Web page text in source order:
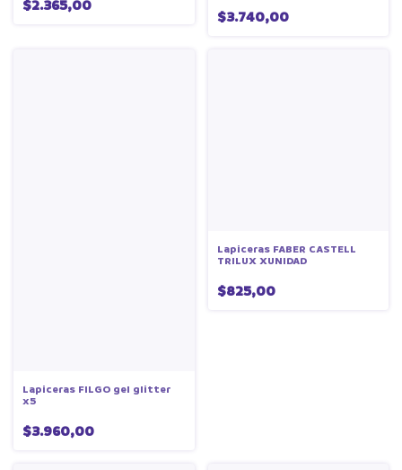
$2.365,00
$3.740,00
Lapiceras FILGO gel glitter
x5
$3.960,00
Lapiceras FABER CASTELL
TRILUX XUNIDAD
$825,00